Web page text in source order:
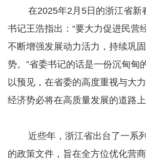
在2025年2月5日的浙江省新
书记王浩指出：“要大力促进民营
不断增强发展动力活力，持续巩
势。”省委书记的话是一份沉甸甸
以预见，在省委的高度重视与大
经济势必将在高质量发展的道路上
近些年，浙江省出台了一系列
的政策文件，旨在全方位优化营